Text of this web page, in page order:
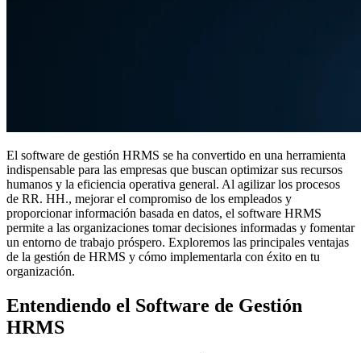
El software de gestión HRMS se ha convertido en una herramienta
indispensable para las empresas que buscan optimizar sus recursos
humanos y la eficiencia operativa general. Al agilizar los procesos
de RR. HH., mejorar el compromiso de los empleados y
proporcionar información basada en datos, el software HRMS
permite a las organizaciones tomar decisiones informadas y fomentar
un entorno de trabajo próspero. Exploremos las principales ventajas
de la gestión de HRMS y cómo implementarla con éxito en tu
organización.
Entendiendo el Software de Gestión
HRMS